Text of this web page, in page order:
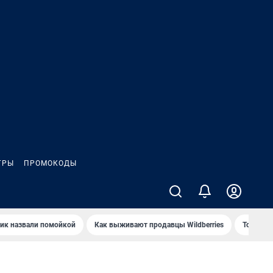
ПРОМОКОДЫ
назвали помойкой Как выживают продавцы Wildberries Топ